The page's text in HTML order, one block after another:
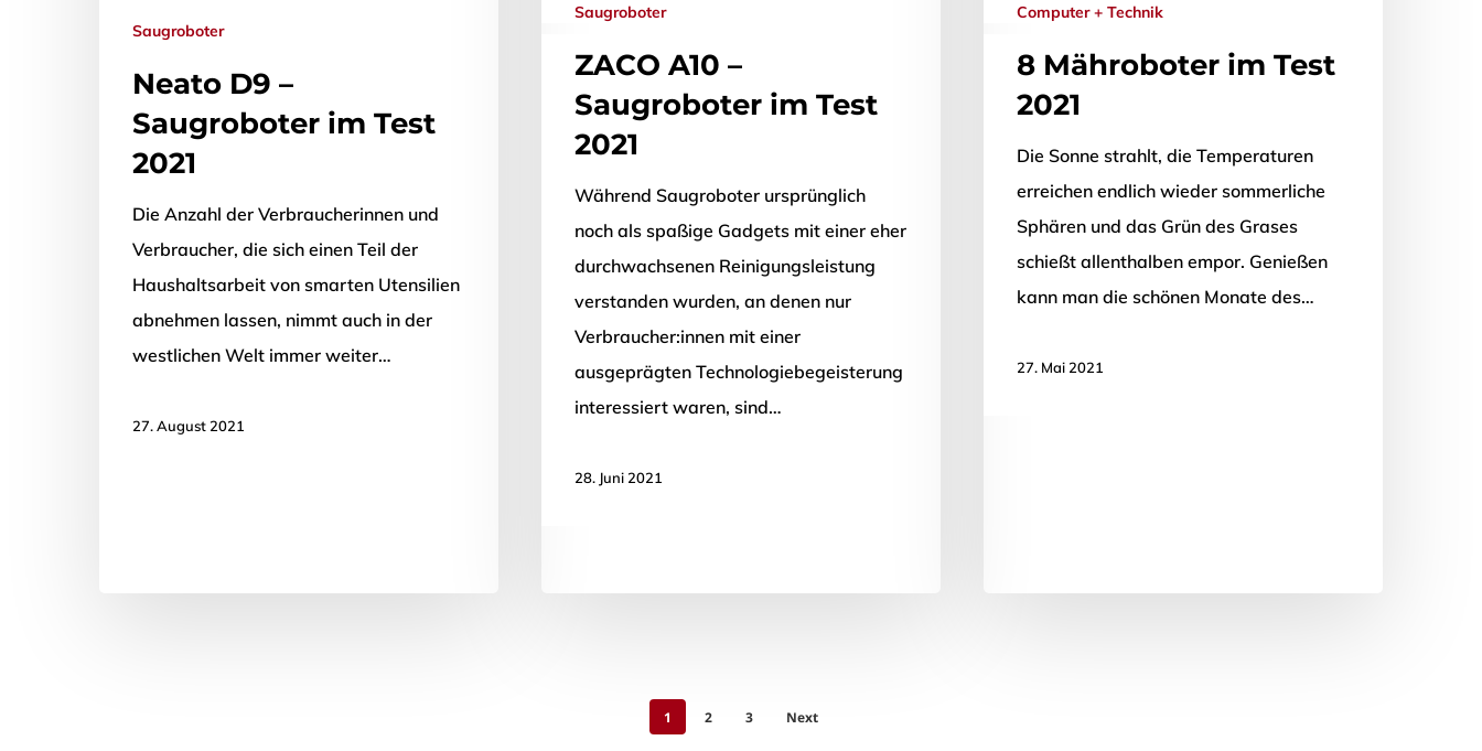
Saugroboter
Neato D9 –
Saugroboter im Test
2021
Die Anzahl der Verbraucherinnen und
Verbraucher, die sich einen Teil der
Haushaltsarbeit von smarten Utensilien
abnehmen lassen, nimmt auch in der
westlichen Welt immer weiter…
27. August 2021
Saugroboter
ZACO A10 –
Saugroboter im Test
2021
Während Saugroboter ursprünglich
noch als spaßige Gadgets mit einer eher
durchwachsenen Reinigungsleistung
verstanden wurden, an denen nur
Verbraucher:innen mit einer
ausgeprägten Technologiebegeisterung
interessiert waren, sind…
28. Juni 2021
Computer + Technik
8 Mähroboter im Test
2021
Die Sonne strahlt, die Temperaturen
erreichen endlich wieder sommerliche
Sphären und das Grün des Grases
schießt allenthalben empor. Genießen
kann man die schönen Monate des…
27. Mai 2021
1 2 3 Next